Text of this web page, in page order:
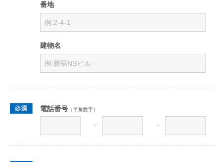
番地
建物名
電話番号 （半角数字）
- -